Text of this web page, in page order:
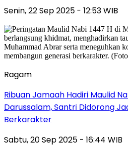
Senin, 22 Sep 2025 - 12:53 WIB
Ragam
Ribuan Jamaah Hadiri Maulid
Darussalam, Santri Didorong
Berkarakter
Sabtu, 20 Sep 2025 - 16:44 WIB